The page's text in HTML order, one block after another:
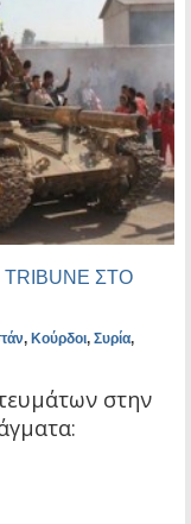
ΣΤΟ
, Κούρδοι, Συρία,
στην